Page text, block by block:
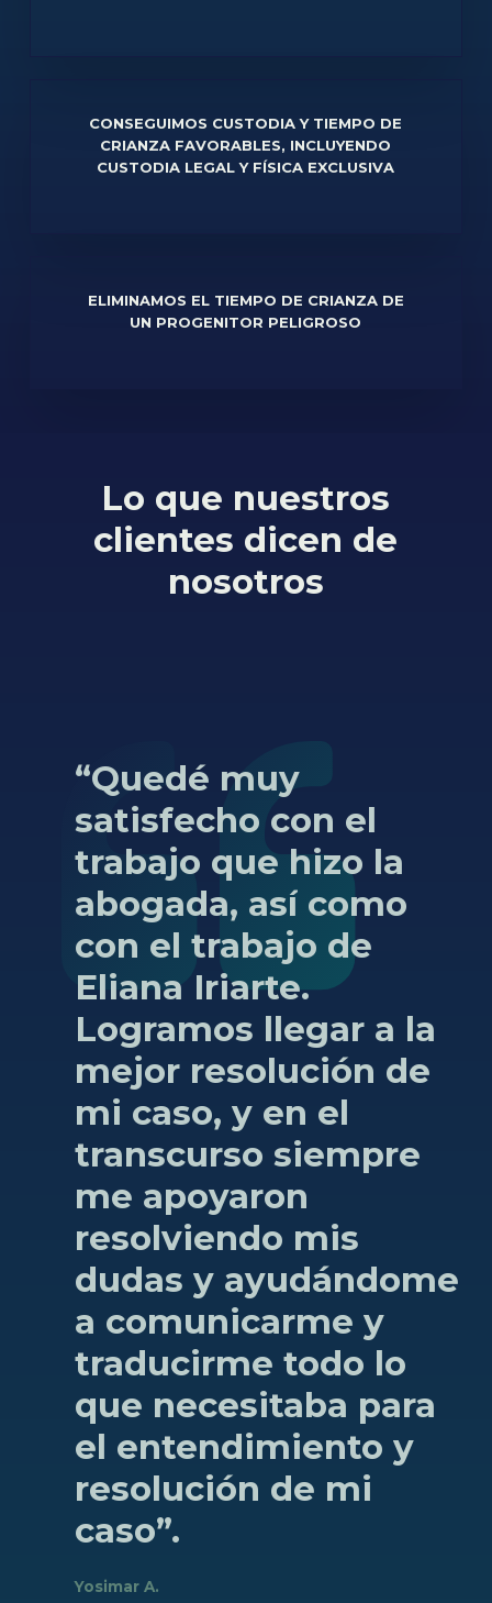
CONSEGUIMOS CUSTODIA Y TIEMPO DE
CRIANZA FAVORABLES, INCLUYENDO
CUSTODIA LEGAL Y FÍSICA EXCLUSIVA
ELIMINAMOS EL TIEMPO DE CRIANZA DE
UN PROGENITOR PELIGROSO
Lo que nuestros
clientes dicen de
nosotros
“Quedé muy
satisfecho con el
trabajo que hizo la
abogada, así como
con el trabajo de
Eliana Iriarte.
Logramos llegar a la
mejor resolución de
mi caso, y en el
transcurso siempre
me apoyaron
resolviendo mis
dudas y ayudándome
a comunicarme y
traducirme todo lo
que necesitaba para
el entendimiento y
resolución de mi
caso”.
Yosimar A.